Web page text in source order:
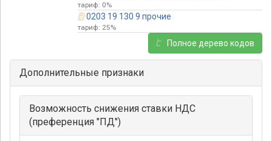
тариф: 0%
0203 19 130 9 прочие
тариф: 25%
Полное дерево кодов
Дополнительные признаки
Возможность снижения ставки НДС
(преференция "ПД")